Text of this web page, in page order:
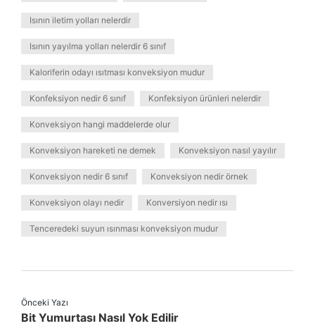
Isının iletim yolları nelerdir
Isının yayılma yolları nelerdir 6 sınıf
Kaloriferin odayı ısıtması konveksiyon mudur
Konfeksiyon nedir 6 sınıf Konfeksiyon ürünleri nelerdir
Konveksiyon hangi maddelerde olur
Konveksiyon hareketi ne demek Konveksiyon nasıl yayılır
Konveksiyon nedir 6 sınıf Konveksiyon nedir örnek
Konveksiyon olayı nedir Konversiyon nedir ısı
Tenceredeki suyun ısınması konveksiyon mudur
Önceki Yazı
Bit Yumurtası Nasıl Yok Edilir